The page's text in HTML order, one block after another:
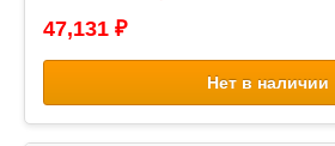
47,131 ₽
Нет в наличии